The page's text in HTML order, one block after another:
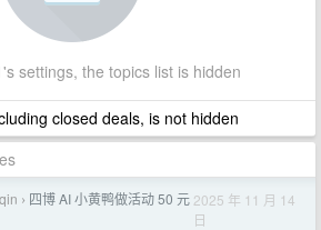
settings, the topics list is hidden
closed deals, is not hidden
› 四博 AI 小黄鸭做活动 50 元 2025 年 11 月 14
日